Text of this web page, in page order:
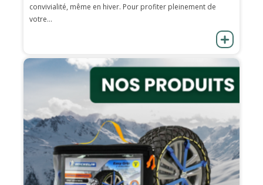
convivialité, même en hiver. Pour profiter pleinement de
votre...